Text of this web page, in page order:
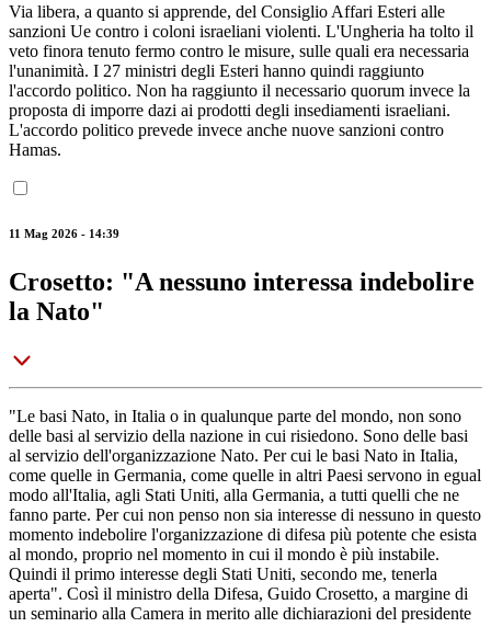
Via libera, a quanto si apprende, del Consiglio Affari Esteri alle
sanzioni Ue contro i coloni israeliani violenti. L'Ungheria ha tolto il
veto finora tenuto fermo contro le misure, sulle quali era necessaria
l'unanimità. I 27 ministri degli Esteri hanno quindi raggiunto
l'accordo politico. Non ha raggiunto il necessario quorum invece la
proposta di imporre dazi ai prodotti degli insediamenti israeliani.
L'accordo politico prevede invece anche nuove sanzioni contro
Hamas.
11 Mag 2026 - 14:39
Crosetto: "A nessuno interessa indebolire
la Nato"
"Le basi Nato, in Italia o in qualunque parte del mondo, non sono
delle basi al servizio della nazione in cui risiedono. Sono delle basi
al servizio dell'organizzazione Nato. Per cui le basi Nato in Italia,
come quelle in Germania, come quelle in altri Paesi servono in egual
modo all'Italia, agli Stati Uniti, alla Germania, a tutti quelli che ne
fanno parte. Per cui non penso non sia interesse di nessuno in questo
momento indebolire l'organizzazione di difesa più potente che esista
al mondo, proprio nel momento in cui il mondo è più instabile.
Quindi il primo interesse degli Stati Uniti, secondo me, tenerla
aperta". Così il ministro della Difesa, Guido Crosetto, a margine di
un seminario alla Camera in merito alle dichiarazioni del presidente